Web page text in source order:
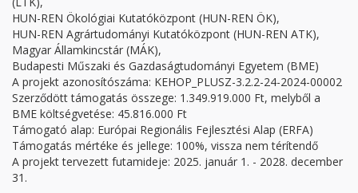
HUN-REN Ökológiai Kutatóközpont (HUN-REN ÖK),
HUN-REN Agrártudományi Kutatóközpont (HUN-REN ATK),
Magyar Államkincstár (MÁK),
Budapesti Műszaki és Gazdaságtudományi Egyetem (BME)
A projekt azonosítószáma: KEHOP_PLUSZ-3.2.2-24-2024-00002
Szerződött támogatás összege: 1.349.919.000 Ft, melyből a
BME költségvetése: 45.816.000 Ft
Támogató alap: Európai Regionális Fejlesztési Alap (ERFA)
Támogatás mértéke és jellege: 100%, vissza nem térítendő
A projekt tervezett futamideje: 2025. január 1. - 2028. december
31.